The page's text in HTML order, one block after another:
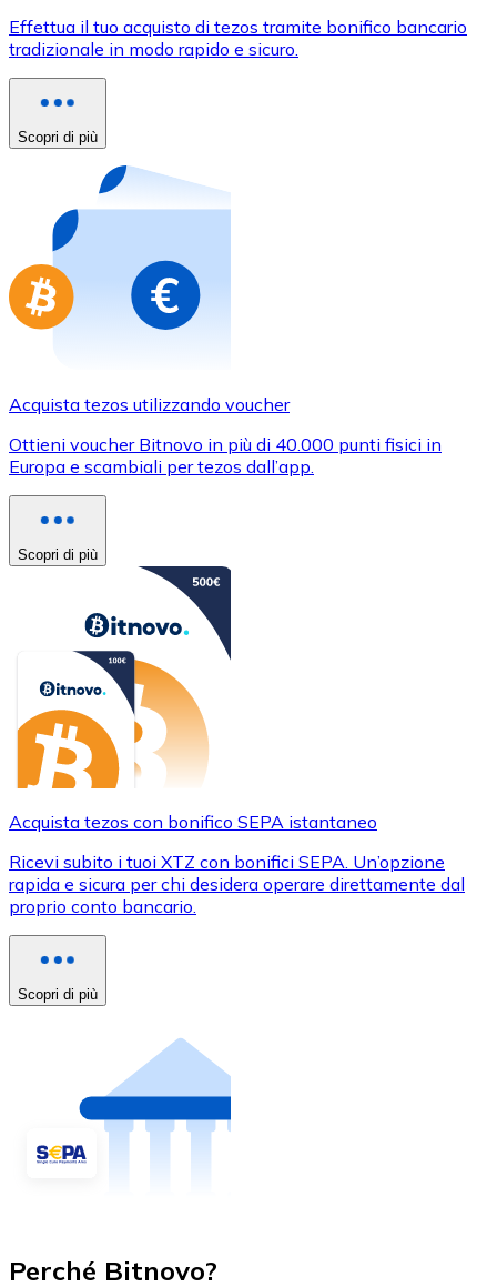
Usa le carte Visa e Mastercard per acquistare
Acquista con carta
Acquista gift card dei tuoi marchi preferiti con
Vai al negozio di carte regalo
Effettua il tuo acquisto di tezos tramite bonifico bancario
tradizionale in modo rapido e sicuro.
Scopri di più
Acquista tezos utilizzando voucher
Ottieni voucher Bitnovo in più di 40.000 punti fisici in
Europa e scambiali per tezos dall’app.
Scopri di più
Acquista tezos con bonifico SEPA istantaneo
Ricevi subito i tuoi XTZ con bonifici SEPA. Un’opzione
rapida e sicura per chi desidera operare direttamente dal
proprio conto bancario.
Scopri di più
Perché Bitnovo?